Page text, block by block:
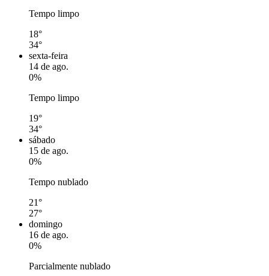
Tempo limpo
18°
34°
sexta-feira
14 de ago.
0%
Tempo limpo
19°
34°
sábado
15 de ago.
0%
Tempo nublado
21°
27°
domingo
16 de ago.
0%
Parcialmente nublado